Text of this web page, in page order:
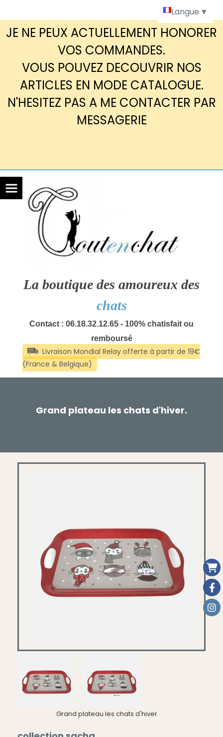
JE NE PEUX ACTUELLEMENT HONORER
VOS COMMANDES.
VOUS POUVEZ DECOUVRIR NOS
ARTICLES EN MODE CATALOGUE.
N'HESITEZ PAS A ME CONTACTER PAR
MESSAGERIE
La boutique des amoureux des
chats
Contact : 06.18.32.12.65 - 100% chatisfait ou
remboursé
Grand plateau les chats d'hiver.
Grand plateau les chats d'hiver.
Langue ▼